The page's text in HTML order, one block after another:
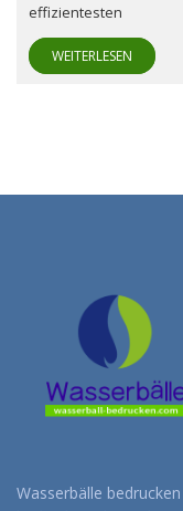
effizientesten
WEITERLESEN
Wasserbälle